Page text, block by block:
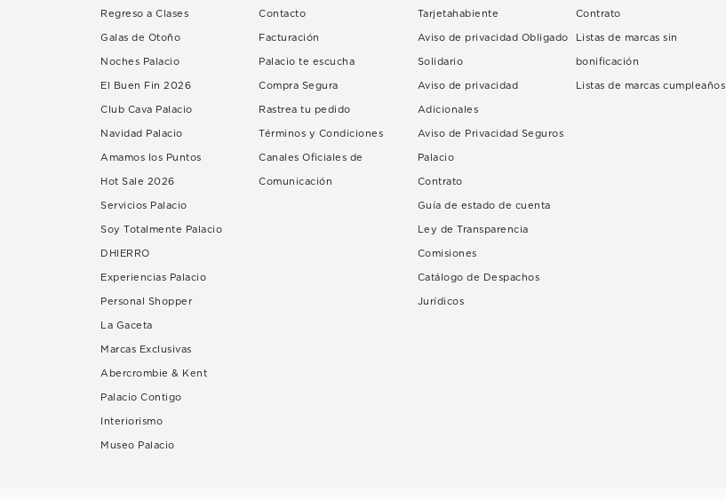
Regreso a Clases
Galas de Otoño
Noches Palacio
El Buen Fin 2026
Club Cava Palacio
Navidad Palacio
Amamos los Puntos
Hot Sale 2026
Servicios Palacio
Soy Totalmente Palacio
DHIERRO
Experiencias Palacio
Personal Shopper
La Gaceta
Marcas Exclusivas
Abercrombie & Kent
Palacio Contigo
Interiorismo
Museo Palacio
Contacto
Facturación
Palacio te escucha
Compra Segura
Rastrea tu pedido
Términos y Condiciones
Canales Oficiales de
Comunicación
Tarjetahabiente
Aviso de privacidad Obligado
Solidario
Aviso de privacidad
Adicionales
Aviso de Privacidad Seguros
Palacio
Contrato
Guía de estado de cuenta
Ley de Transparencia
Comisiones
Catálogo de Despachos
Jurídicos
Contrato
Listas de marcas sin
bonificación
Listas de marcas cumpleaños